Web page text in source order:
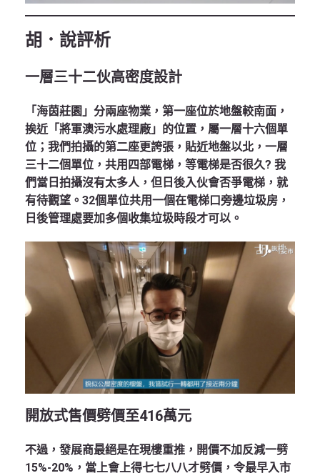
胡．說評析
一層三十二伙高密度設計
「海茵莊園」分兩座物業，第一座位於地盤較南面，
挨近「將軍澳污水處理廠」的位置，屬一層十六個單
位；我們拍攝的第二座更誇張，貼近地盤以北，一層
三十二個單位，共用四部電梯，等電梯是否很久? 我
們當日拍攝沒有太多人，但日後入伙會否爭電梯，就
有待觀望。32個單位共用一個在電梯口旁邊垃圾房，
日後管理處要加多個收集垃圾時段才可以。
開放式售價劈價至416萬元
不過，發展商最絕是在現樓重推，開價不加反減一劈
15%-20%，當上會上得七七八八才劈價，令最早入市